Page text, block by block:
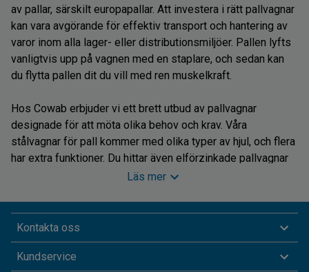
av pallar, särskilt europapallar. Att investera i rätt pallvagnar
kan vara avgörande för effektiv transport och hantering av
varor inom alla lager- eller distributionsmiljöer. Pallen lyfts
vanligtvis upp på vagnen med en staplare, och sedan kan
du flytta pallen dit du vill med ren muskelkraft.
Hos Cowab erbjuder vi ett brett utbud av pallvagnar
designade för att möta olika behov och krav. Våra
stålvagnar för pall kommer med olika typer av hjul, och flera
har extra funktioner. Du hittar även elförzinkade pallvagnar
och pallvagnar för halvpallar i sortimentet.
Arbeta mer ergonomiskt
Ibland behöver man arbeta med varorna på pallen, och då
kan det vara bra att ha möjligheten att lyfta pallen till en
Läs mer
Kontakta oss
Kundservice